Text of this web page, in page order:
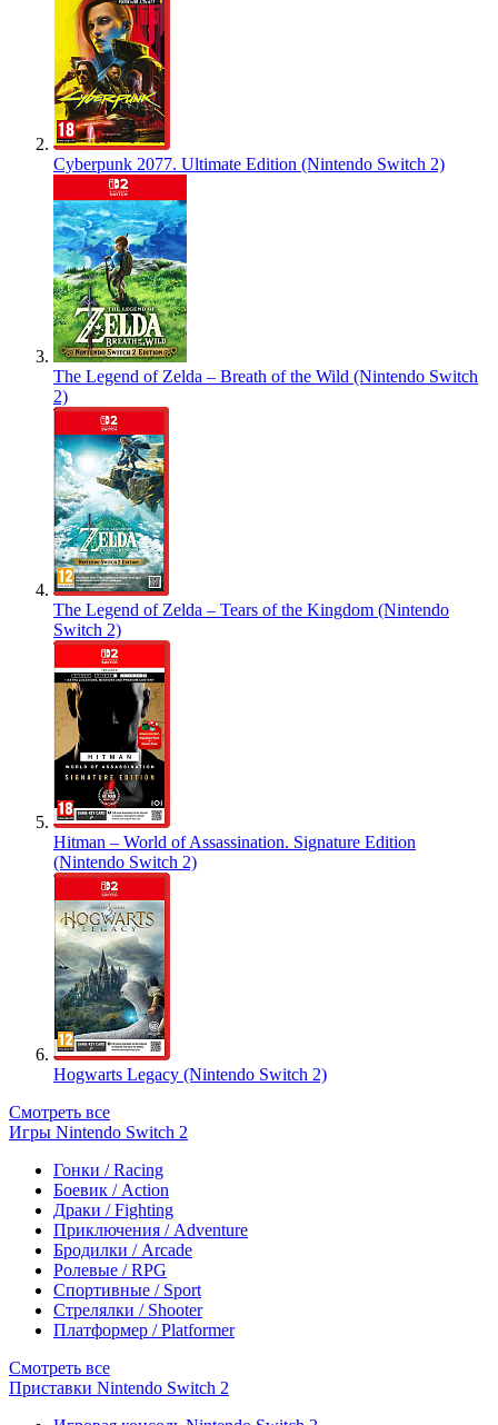
Cyberpunk 2077. Ultimate Edition (Nintendo Switch 2)
The Legend of Zelda – Breath of the Wild (Nintendo Switch
2)
The Legend of Zelda – Tears of the Kingdom (Nintendo
Switch 2)
Hitman – World of Assassination. Signature Edition
(Nintendo Switch 2)
Hogwarts Legacy (Nintendo Switch 2)
Смотреть все
Игры Nintendo Switch 2
Гонки / Racing
Боевик / Action
Драки / Fighting
Приключения / Adventure
Бродилки / Arcade
Ролевые / RPG
Спортивные / Sport
Стрелялки / Shooter
Платформер / Platformer
Смотреть все
Приставки Nintendo Switch 2